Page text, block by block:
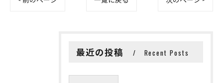
最近の投稿 Recent Posts